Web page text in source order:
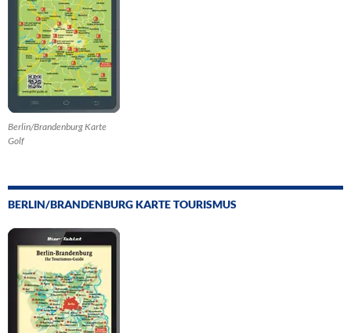
Berlin/Brandenburg Karte
Golf
BERLIN/BRANDENBURG KARTE TOURISMUS